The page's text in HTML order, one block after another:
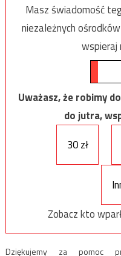
Masz świadomość
niezależnych
wspieraj
Uważasz, że robimy
do jutra,
30 zł
Zobacz kto
Dziękujemy za pomoc